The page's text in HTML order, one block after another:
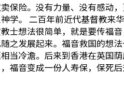
保险。没有力量、没有感动
学。 二百年前近代基督教来
士想法很简单，就是要传福
之发展起来。福音救国的想
当冷澹。后来到香港在英国
福音变成一份人寿保，保死